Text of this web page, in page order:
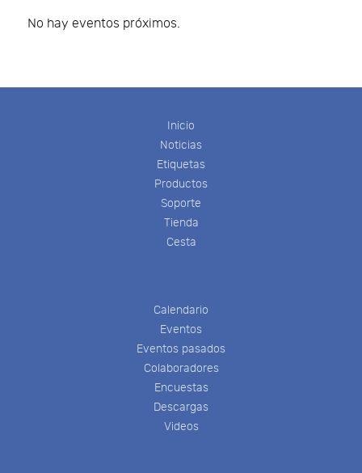
No hay eventos próximos.
Inicio
Noticias
Etiquetas
Productos
Soporte
Tienda
Cesta
Calendario
Eventos
Eventos pasados
Colaboradores
Encuestas
Descargas
Videos